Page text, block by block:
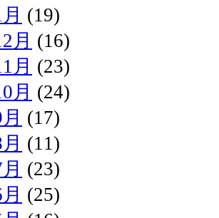
(19)
月 (16)
月 (23)
月 (24)
(17)
(11)
(23)
(25)